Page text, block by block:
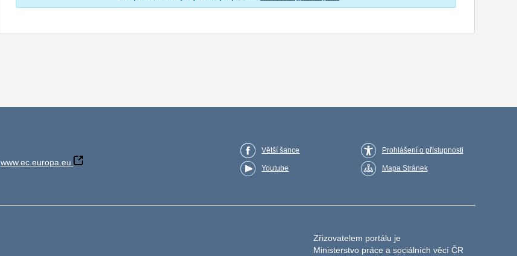
www.ec.europa.eu
Větší šance
Youtube
Prohlášení o přístupnosti
Mapa Stránek
Zřizovatelem portálu je
Ministerstvo práce a sociálních věcí ČR